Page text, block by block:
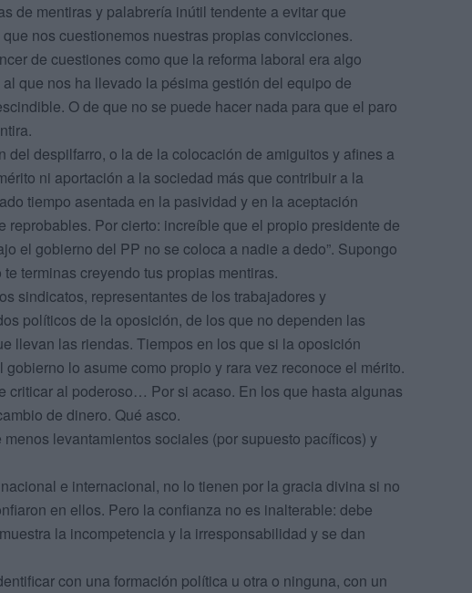
de mentiras y palabrería inútil tendente a evitar que
nos cuestionemos nuestras propias convicciones.
de cuestiones como que la reforma laboral era algo
que nos ha llevado la pésima gestión del equipo de
O de que no se puede hacer nada para que el paro
despilfarro, o la de la colocación de amiguitos y afines a
ni aportación a la sociedad más que contribuir a la
tiempo asentada en la pasividad y en la aceptación
reprobables. Por cierto: increíble que el propio presidente de
el gobierno del PP no se coloca a nadie a dedo”. Supongo
terminas creyendo tus propias mentiras.
sindicatos, representantes de los trabajadores y
políticos de la oposición, de los que no dependen las
llevan las riendas. Tiempos en los que si la oposición
lo asume como propio y rara vez reconoce el mérito.
criticar al poderoso… Por si acaso. En los que hasta algunas
de dinero. Qué asco.
levantamientos sociales (por supuesto pacíficos) y
e internacional, no lo tienen por la gracia divina si no
en ellos. Pero la confianza no es inalterable: debe
la incompetencia y la irresponsabilidad y se dan
con una formación política u otra o ninguna, con un